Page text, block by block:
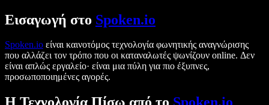
Εισαγωγή στο Spoken.io
Spoken.io είναι καινοτόμος τεχνολογία φωνητικής αναγνώρισης
που αλλάζει τον τρόπο που οι καταναλωτές ψωνίζουν online. Δεν
είναι απλώς εργαλείο· είναι μια πύλη για πιο έξυπνες,
προσωποποιημένες αγορές.